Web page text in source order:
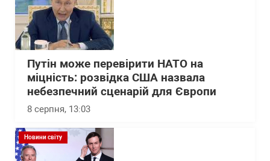
Путін може перевірити НАТО на
міцність: розвідка США назвала
небезпечний сценарій для Європи
8 серпня, 13:03
Новини світу